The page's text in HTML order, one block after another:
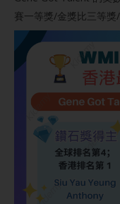
賽一等獎/金獎比三等獎